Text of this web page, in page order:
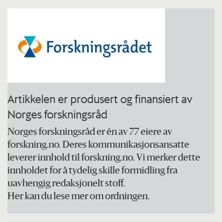
september til og med 3. oktober.
Her kan du lese mer om årets arrangement
Artikkelen er produsert og finansiert av
Norges forskningsråd
Norges forskningsråd er én av 77 eiere av
forskning.no. Deres kommunikasjonsansatte
leverer innhold til forskning.no. Vi merker dette
innholdet for å tydelig skille formidling fra
uavhengig redaksjonelt stoff.
Her kan du lese mer om ordningen.